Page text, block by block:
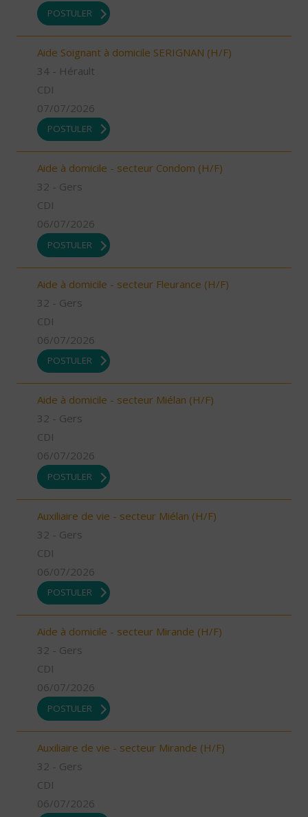
POSTULER
Aide Soignant à domicile SERIGNAN (H/F)
34 - Hérault
CDI
07/07/2026
POSTULER
Aide à domicile - secteur Condom (H/F)
32 - Gers
CDI
06/07/2026
POSTULER
Aide à domicile - secteur Fleurance (H/F)
32 - Gers
CDI
06/07/2026
POSTULER
Aide à domicile - secteur Miélan (H/F)
32 - Gers
CDI
06/07/2026
POSTULER
Auxiliaire de vie - secteur Miélan (H/F)
32 - Gers
CDI
06/07/2026
POSTULER
Aide à domicile - secteur Mirande (H/F)
32 - Gers
CDI
06/07/2026
POSTULER
Auxiliaire de vie - secteur Mirande (H/F)
32 - Gers
CDI
06/07/2026